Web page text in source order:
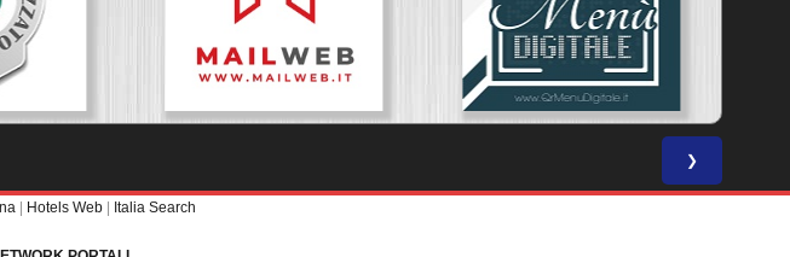
❯
| Hotels Web | Italia Search